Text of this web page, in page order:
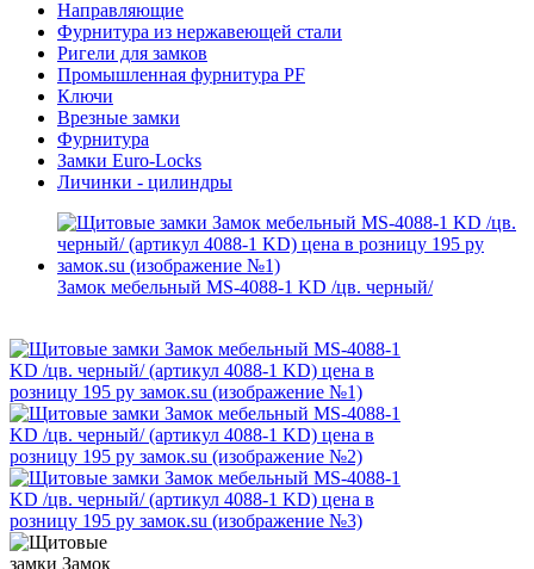
Направляющие
Фурнитура из нержавеющей стали
Ригели для замков
Промышленная фурнитура PF
Ключи
Врезные замки
Фурнитура
Замки Euro-Locks
Личинки - цилиндры
Замок мебельный MS-4088-1 KD /цв. черный/